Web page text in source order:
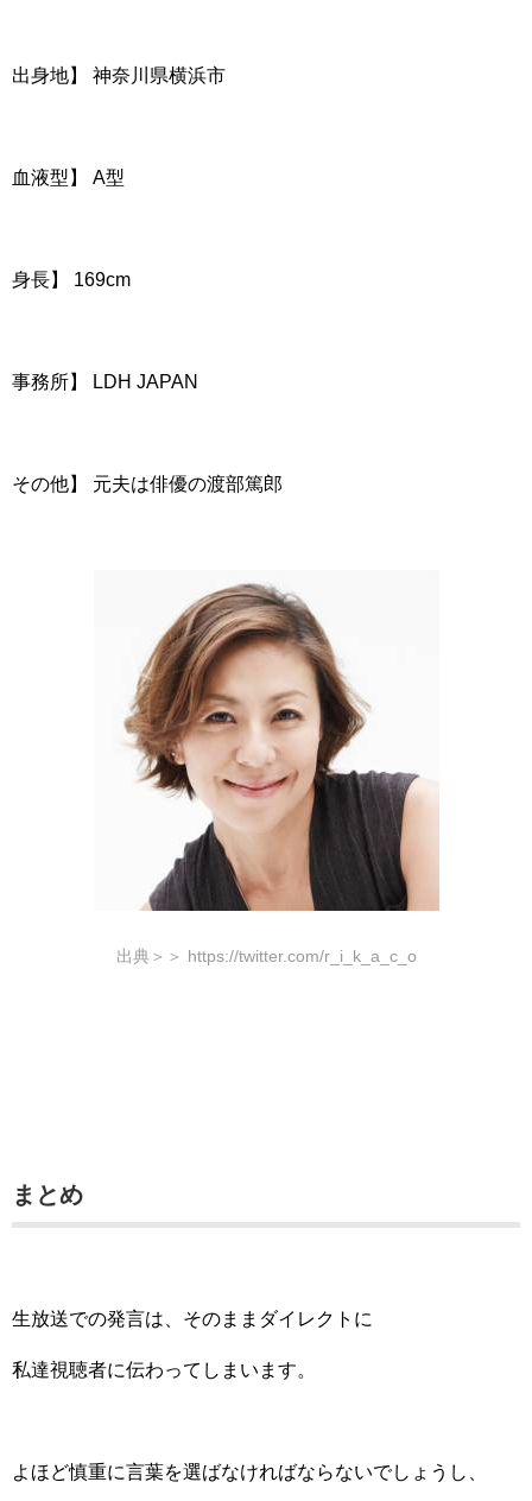
出身地】 神奈川県横浜市
血液型】 A型
身長】 169cm
事務所】 LDH JAPAN
その他】 元夫は俳優の渡部篤郎
出典＞＞ https://twitter.com/r_i_k_a_c_o
まとめ
生放送での発言は、そのままダイレクトに
私達視聴者に伝わってしまいます。
よほど慎重に言葉を選ばなければならないでしょうし、